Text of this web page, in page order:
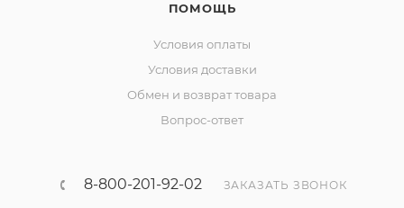
ПОМОЩЬ
Условия оплаты
Условия доставки
Обмен и возврат товара
Вопрос-ответ
8-800-201-92-02 ЗАКАЗАТЬ ЗВОНОК